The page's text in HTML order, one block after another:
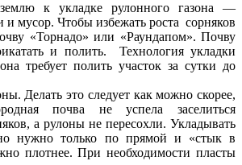
к укладке рулонного газона —
и мусор. Чтобы избежать роста сорняков
«Торнадо» или «Раундапом». Почву
и полить. Технология укладки
требует полить участок за сутки до
Делать это следует как можно скорее,
почва не успела заселиться
а рулоны не пересохли. Укладывать
нужно только по прямой и «стык в
плотнее. При необходимости пласты